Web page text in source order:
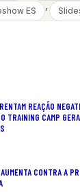
ES ,
REAÇÃO
TRAINING CAMP
CONTRA A